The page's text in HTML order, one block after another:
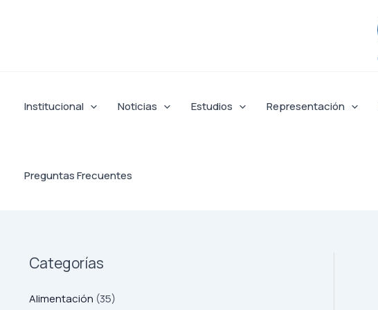
Institucional Noticias Estudios Representación
Preguntas Frecuentes
Categorías
Alimentación (35)